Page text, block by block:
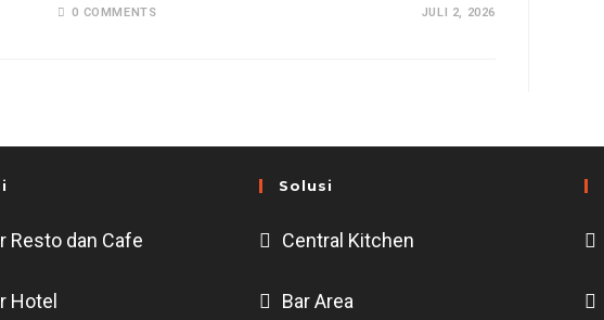
0 COMMENTS JULI 2, 2026
Resto dan Cafe
Hotel
Solusi
Central Kitchen
Bar Area